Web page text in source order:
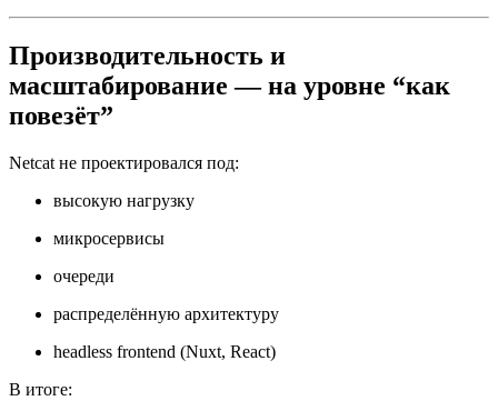
Производительность и
масштабирование — на уровне “как
повезёт”
Netcat не проектировался под:
высокую нагрузку
микросервисы
очереди
распределённую архитектуру
headless frontend (Nuxt, React)
В итоге: